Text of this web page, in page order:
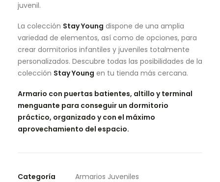
juvenil.
La colección Stay Young dispone de una amplia
variedad de elementos, así como de opciones, para
crear dormitorios infantiles y juveniles totalmente
personalizados. Descubre todas las posibilidades de la
colección Stay Young en tu tienda más cercana.
Armario con puertas batientes, altillo y terminal
menguante para conseguir un dormitorio
práctico, organizado y con el máximo
aprovechamiento del espacio.
Categoría Armarios Juveniles